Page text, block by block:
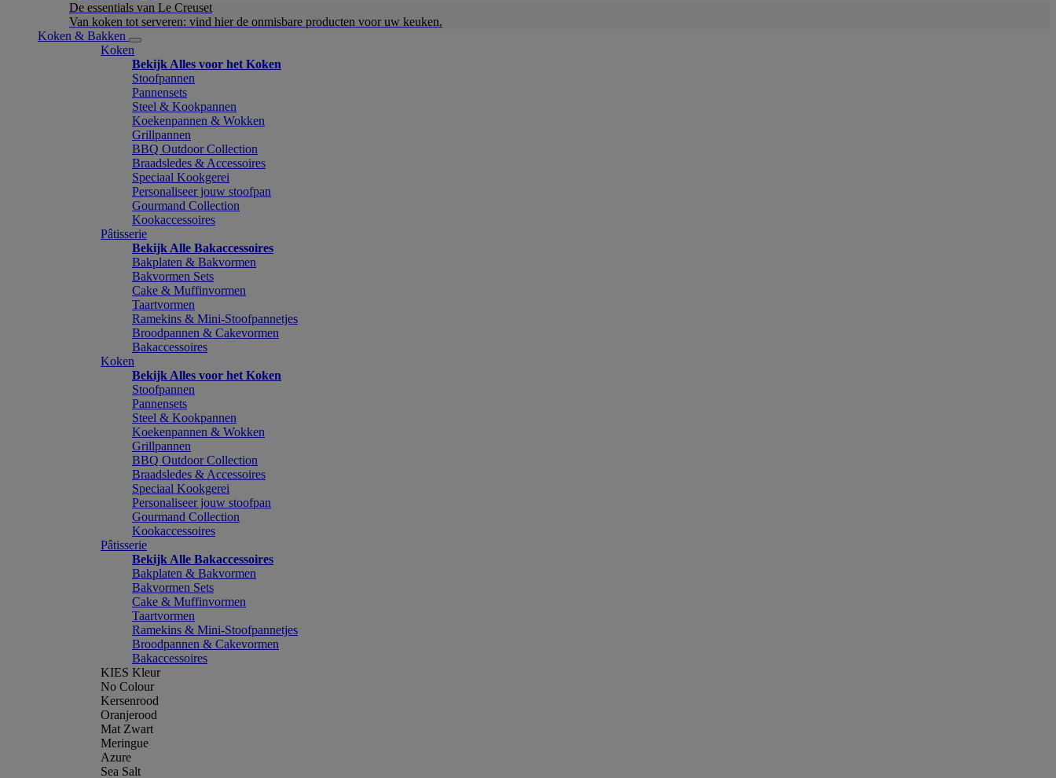
De essentials van Le Creuset
Van koken tot serveren: vind hier de onmisbare producten voor uw keuken.
Koken & Bakken
Koken
Bekijk Alles voor het Koken
Stoofpannen
Pannensets
Steel & Kookpannen
Koekenpannen & Wokken
Grillpannen
BBQ Outdoor Collection
Braadsledes & Accessoires
Speciaal Kookgerei
Personaliseer jouw stoofpan
Gourmand Collection
Kookaccessoires
Pâtisserie
Bekijk Alle Bakaccessoires
Bakplaten & Bakvormen
Bakvormen Sets
Cake & Muffinvormen
Taartvormen
Ramekins & Mini-Stoofpannetjes
Broodpannen & Cakevormen
Bakaccessoires
Koken
Bekijk Alles voor het Koken
Stoofpannen
Pannensets
Steel & Kookpannen
Koekenpannen & Wokken
Grillpannen
BBQ Outdoor Collection
Braadsledes & Accessoires
Speciaal Kookgerei
Personaliseer jouw stoofpan
Gourmand Collection
Kookaccessoires
Pâtisserie
Bekijk Alle Bakaccessoires
Bakplaten & Bakvormen
Bakvormen Sets
Cake & Muffinvormen
Taartvormen
Ramekins & Mini-Stoofpannetjes
Broodpannen & Cakevormen
Bakaccessoires
KIES Kleur
No Colour
Kersenrood
Oranjerood
Mat Zwart
Meringue
Azure
Sea Salt